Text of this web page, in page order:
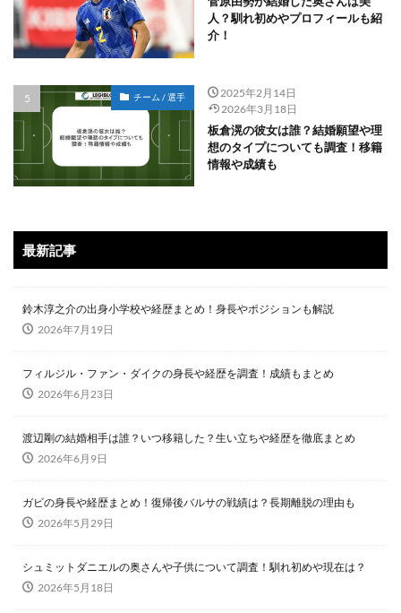
人？馴れ初めやプロフィールも紹
介！
チーム / 選手
2025年2月14日
2026年3月18日
板倉滉の彼女は誰？結婚願望や理
想のタイプについても調査！移籍
情報や成績も
最新記事
鈴木淳之介の出身小学校や経歴まとめ！身長やポジションも解説
2026年7月19日
フィルジル・ファン・ダイクの身長や経歴を調査！成績もまとめ
2026年6月23日
渡辺剛の結婚相手は誰？いつ移籍した？生い立ちや経歴を徹底まとめ
2026年6月9日
ガビの身長や経歴まとめ！復帰後バルサの戦績は？長期離脱の理由も
2026年5月29日
シュミットダニエルの奥さんや子供について調査！馴れ初めや現在は？
2026年5月18日